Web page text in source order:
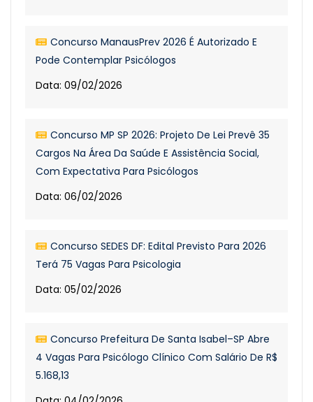
Concurso ManausPrev 2026 É Autorizado E
Pode Contemplar Psicólogos
Data: 09/02/2026
Concurso MP SP 2026: Projeto De Lei Prevê 35
Cargos Na Área Da Saúde E Assistência Social,
Com Expectativa Para Psicólogos
Data: 06/02/2026
Concurso SEDES DF: Edital Previsto Para 2026
Terá 75 Vagas Para Psicologia
Data: 05/02/2026
Concurso Prefeitura De Santa Isabel–SP Abre
4 Vagas Para Psicólogo Clínico Com Salário De R$
5.168,13